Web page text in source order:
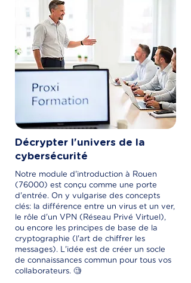
Décrypter l'univers de la
cybersécurité
Notre module d'introduction à Rouen
(76000) est conçu comme une porte
d'entrée. On y vulgarise des concepts
clés: la différence entre un virus et un ver,
le rôle d'un VPN (Réseau Privé Virtuel),
ou encore les principes de base de la
cryptographie (l'art de chiffrer les
messages). L'idée est de créer un socle
de connaissances commun pour tous vos
collaborateurs. 🧐